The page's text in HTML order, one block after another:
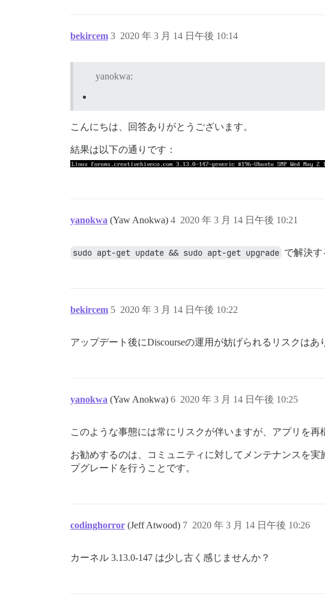
bekircem 2020 年 3 月 14 日午後 10:14
3
yanokwa:
こんにちは、回答ありがとうございます。
結果は以下の通りです：
yanokwa (Yaw Anokwa) 2020 年 3 月 14 日午後 10:21
4
sudo apt-get update && sudo apt-get upgrade で解決す
bekircem 2020 年 3 月 14 日午後 10:22
5
アップデート後にDiscourseの運用が妨げられるリスクはあ
yanokwa (Yaw Anokwa) 2020 年 3 月 14 日午後 10:25
6
このような事態には常にリスクが伴いますが、アプリを再
お勧めするのは、コミュニティに対してメンテナンスを
プグレードを行うことです。
codinghorror (Jeff Atwood) 2020 年 3 月 14 日午後 10:26
7
カーネル 3.13.0-147 は少し古く感じませんか？